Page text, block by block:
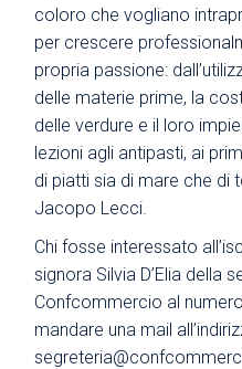
coloro che vogliano
per crescere
propria passione:
delle materie prime, la
delle verdure e il loro
lezioni agli antipasti, ai
di piatti sia di mare che di
Jacopo Lecci.
Chi fosse interessato
signora Silvia D’Elia della
Confcommercio al
mandare una mail